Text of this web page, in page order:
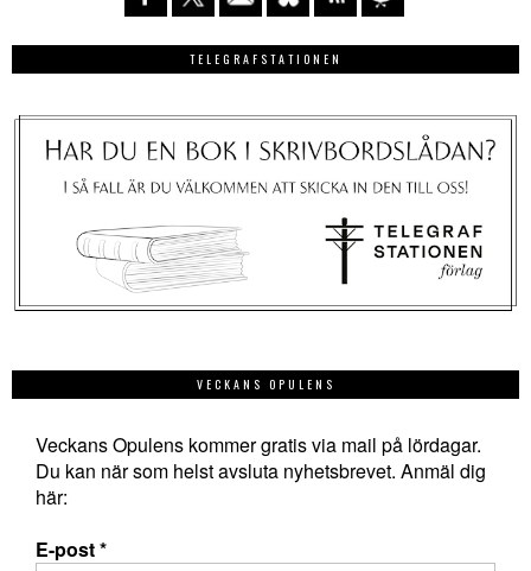
TELEGRAFSTATIONEN
VECKANS OPULENS
Veckans Opulens kommer gratis via mail på lördagar.
Du kan när som helst avsluta nyhetsbrevet. Anmäl dig
här:
E-post*